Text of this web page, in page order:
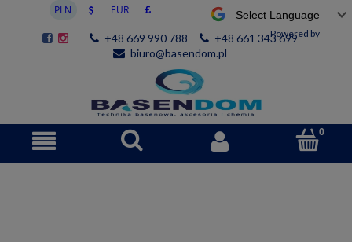
Powered by
+48 669 990 788
+48 661 343 699
biuro@basendom.pl